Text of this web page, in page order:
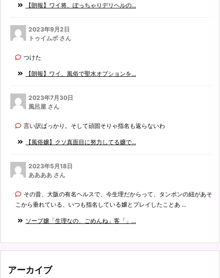
【朗報】ワイ将、ぽっちゃりデリヘルの...
2023年9月2日
トゥイムポ さん
つけた
【朗報】ワイ、風俗で聖水オプションを...
2023年7月30日
風呂屋 さん
言い訳ばっかり。そして頑固そりゃ指名も返らないわ
【風俗嬢】クソ真面目に努力してる嬢で...
2023年5月18日
ああああ さん
その昔、大阪の有名ヘルスで、今生理だからって、タンポンの紐があそ
こから垂れている、いつも指名している嬢とプレイしたことあ ...
ソープ嬢「生理なの、ごめんね」客「」...
アーカイブ